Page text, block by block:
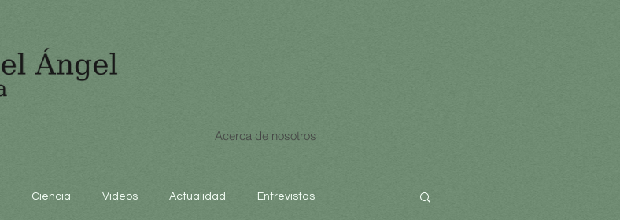
Acerca de nosotros
Ciencia Videos Actualidad Entrevistas